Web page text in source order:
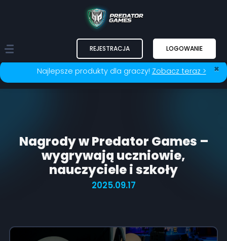
REJESTRACJA LOGOWANIE
×
Najlepsze produkty dla graczy! Zobacz teraz >
Nagrody w Predator Games –
wygrywają uczniowie,
nauczyciele i szkoły
2025.09.17